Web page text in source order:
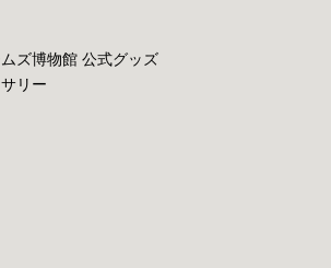
ズ博物館 公式グッズ
リー